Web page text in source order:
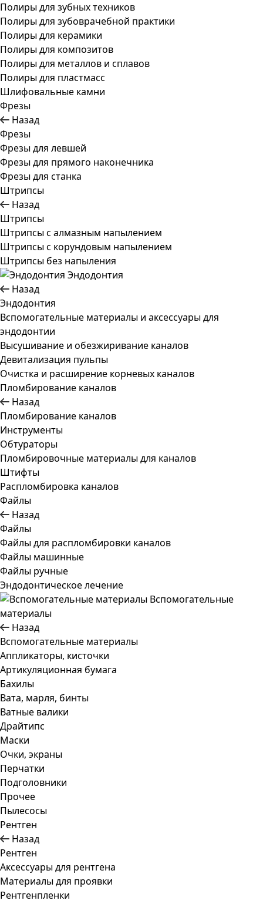
Полиры для зубных техников
Полиры для зубоврачебной практики
Полиры для керамики
Полиры для композитов
Полиры для металлов и сплавов
Полиры для пластмасс
Шлифовальные камни
Фрезы
Назад
Фрезы
Фрезы для левшей
Фрезы для прямого наконечника
Фрезы для станка
Штрипсы
Назад
Штрипсы
Штрипсы c алмазным напылением
Штрипсы c корундовым напылением
Штрипсы без напыления
Эндодонтия
Назад
Эндодонтия
Вспомогательные материалы и аксессуары для
эндодонтии
Высушивание и обезжиривание каналов
Девитализация пульпы
Очистка и расширение корневых каналов
Пломбирование каналов
Назад
Пломбирование каналов
Инструменты
Обтураторы
Пломбировочные материалы для каналов
Штифты
Распломбировка каналов
Файлы
Назад
Файлы
Файлы для распломбировки каналов
Файлы машинные
Файлы ручные
Эндодонтическое лечение
Вспомогательные
материалы
Назад
Вспомогательные материалы
Аппликаторы, кисточки
Артикуляционная бумага
Бахилы
Вата, марля, бинты
Ватные валики
Драйтипс
Маски
Очки, экраны
Перчатки
Подголовники
Прочее
Пылесосы
Рентген
Назад
Рентген
Аксессуары для рентгена
Материалы для проявки
Рентгенпленки